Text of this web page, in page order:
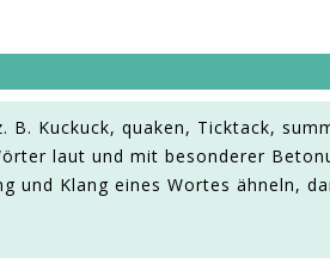
B. Kuckuck, quaken, Ticktack,
laut und mit besonderer
und Klang eines Wortes ähneln,